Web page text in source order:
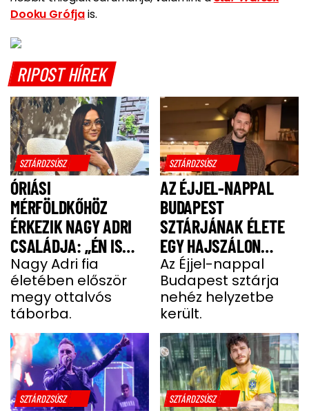
Dooku Grófjais.
RIPOST HÍREK
SZTÁRDZSÚSZ
ÓRIÁSI
MÉRFÖLDKŐHÖZ
ÉRKEZIK NAGY ADRI
CSALÁDJA: „ÉN IS
UGYANÚGY IZGULOK,
MINT Ő”
Nagy Adri fia
életében először
megy ottalvós
táborba.
SZTÁRDZSÚSZ
AZ ÉJJEL-NAPPAL
BUDAPEST
SZTÁRJÁNAK ÉLETE
EGY HAJSZÁLON
LÓGOTT – SÖTÉT
IDŐSZAKBÓL
MENEKÜLT MEG A
SZTÁRAPUKA
Az Éjjel-nappal
Budapest sztárja
nehéz helyzetbe
került.
SZTÁRDZSÚSZ SZTÁRDZSÚSZ